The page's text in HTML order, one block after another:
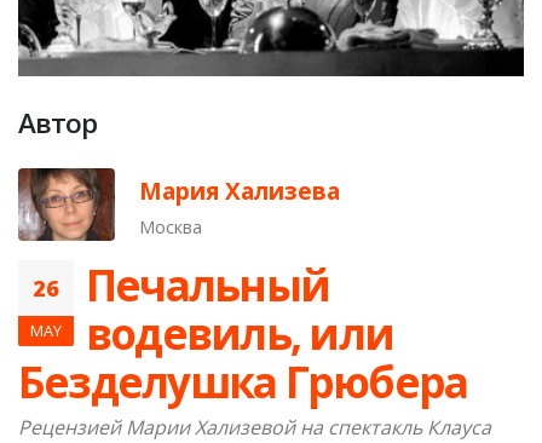
Автор
Мария Хализева
Москва
26
MAY
Печальный
водевиль, или
Безделушка Грюбера
Рецензией Марии Хализевой на спектакль Клауса